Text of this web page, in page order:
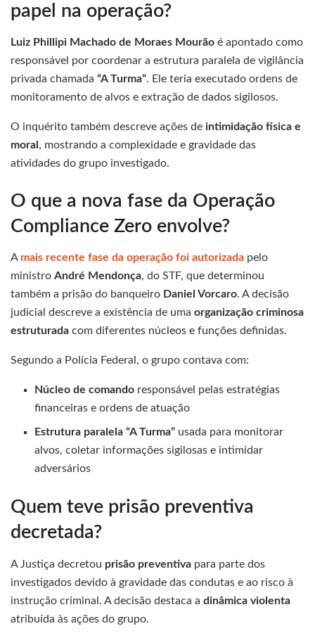
papel na operação?
Luiz Phillipi Machado de Moraes Mourão é apontado como
responsável por coordenar a estrutura paralela de vigilância
privada chamada “A Turma”. Ele teria executado ordens de
monitoramento de alvos e extração de dados sigilosos.
O inquérito também descreve ações de intimidação física e
moral , mostrando a complexidade e gravidade das
atividades do grupo investigado.
O que a nova fase da Operação
Compliance Zero envolve?
A mais recente fase da operação foi autorizada pelo
ministro André Mendonça, do STF, que determinou
também a prisão do banqueiro Daniel Vorcaro. A decisão
judicial descreve a existência de uma organização criminosa
estruturada com diferentes núcleos e funções definidas.
Segundo a Polícia Federal, o grupo contava com:
Núcleo de comando responsável pelas estratégias
financeiras e ordens de atuação
Estrutura paralela “A Turma” usada para monitorar
alvos, coletar informações sigilosas e intimidar
adversários
Quem teve prisão preventiva
decretada?
A Justiça decretou prisão preventiva para parte dos
investigados devido à gravidade das condutas e ao risco à
instrução criminal. A decisão destaca a dinâmica violenta
atribuída às ações do grupo.